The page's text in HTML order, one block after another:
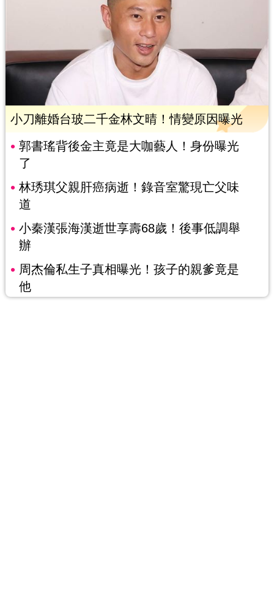
小刀離婚台玻二千金林文晴！情變原因曝光
郭書瑤背後金主竟是大咖藝人！身份曝光
了
林琇琪父親肝癌病逝！錄音室驚現亡父味
道
小秦漢張海漢逝世享壽68歲！後事低調舉
辦
周杰倫私生子真相曝光！孩子的親爹竟是
他